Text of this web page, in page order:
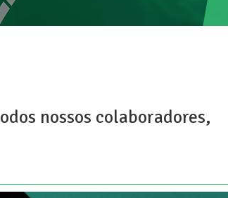
nossos colaboradores,